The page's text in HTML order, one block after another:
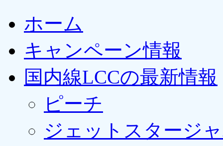
ホーム
キャンペーン情報
国内線LCCの最新情報
ピーチ
ジェットスタージ